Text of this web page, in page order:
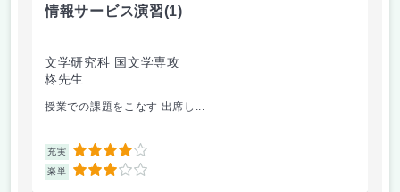
情報サービス演習(1)
文学研究科 国文学専攻
柊先生
授業での課題をこなす 出席し...
充実 4
楽単 3